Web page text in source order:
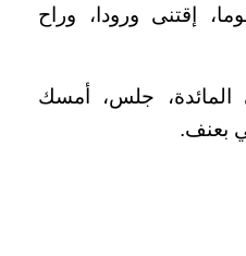
إقتنى ورودا، وراح
المائدة، جلس، أمسك
بعنف.